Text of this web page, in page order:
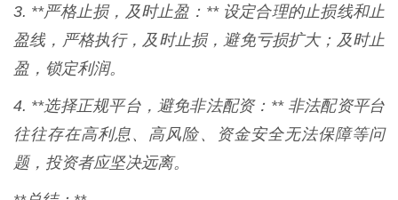
3. **严格止损，及时止盈：** 设定合理的止损线和止
盈线，严格执行，及时止损，避免亏损扩大；及时止
盈，锁定利润。
4. **选择正规平台，避免非法配资：** 非法配资平台
往往存在高利息、高风险、资金安全无法保障等问
题，投资者应坚决远离。